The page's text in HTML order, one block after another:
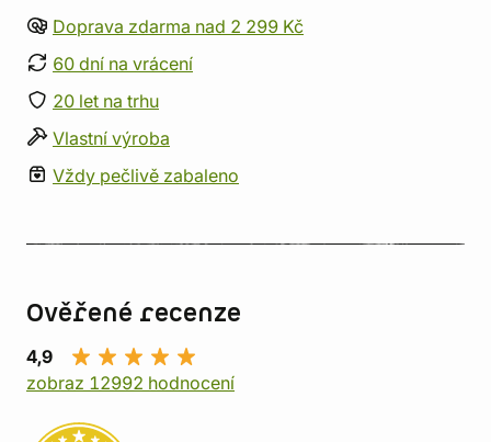
Doprava zdarma nad 2 299 Kč
60 dní na vrácení
20 let na trhu
Vlastní výroba
Vždy pečlivě zabaleno
Ověřené recenze
4,9
zobraz 12992 hodnocení